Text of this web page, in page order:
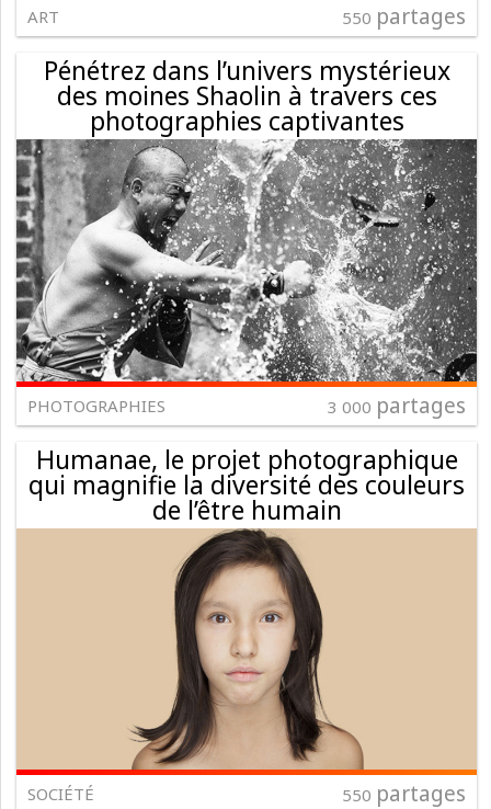
ART 550 partages
Pénétrez dans l’univers mystérieux
des moines Shaolin à travers ces
photographies captivantes
PHOTOGRAPHIES 3 000 partages
Humanae, le projet photographique
qui magnifie la diversité des couleurs
de l’être humain
SOCIÉTÉ 550 partages